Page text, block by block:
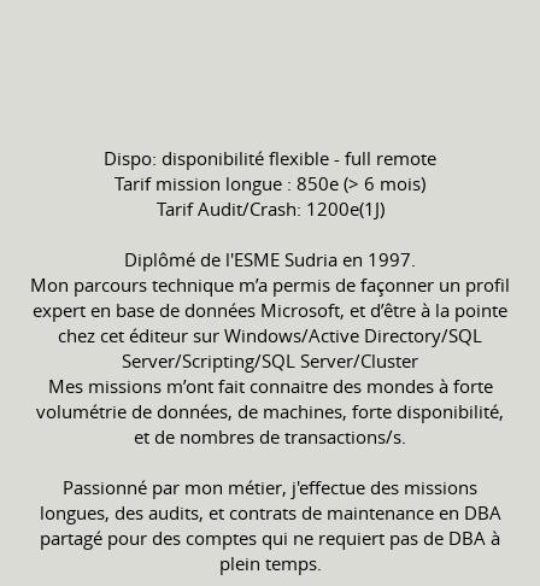
Dispo: disponibilité flexible - full remote
Tarif mission longue : 850e (> 6 mois)
Tarif Audit/Crash: 1200e(1J)
Diplômé de l'ESME Sudria en 1997.
Mon parcours technique m’a permis de façonner un profil
expert en base de données Microsoft, et d’être à la pointe
chez cet éditeur sur Windows/Active Directory/SQL
Server/Scripting/SQL Server/Cluster
Mes missions m’ont fait connaitre des mondes à forte
volumétrie de données, de machines, forte disponibilité,
et de nombres de transactions/s.
Passionné par mon métier, j'effectue des missions
longues, des audits, et contrats de maintenance en DBA
partagé pour des comptes qui ne requiert pas de DBA à
plein temps.